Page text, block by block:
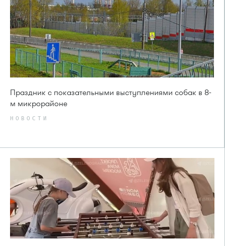
Праздник с показательными выступлениями собак в 8-
м микрорайоне
НОВОСТИ